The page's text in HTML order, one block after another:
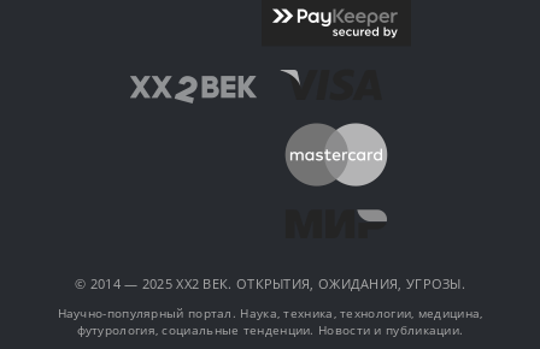
© 2014 — 2025 XX2 ВЕК. ОТКРЫТИЯ, ОЖИДАНИЯ, УГРОЗЫ.
Научно-популярный портал. Наука, техника, технологии, медицина,
футурология, социальные тенденции. Новости и публикации.